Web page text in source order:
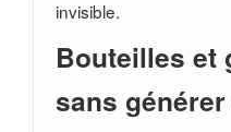
invisible.
Bouteilles et
sans